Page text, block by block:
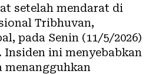
setelah mendarat di
Tribhuvan,
pada Senin (11/5/2026)
ini menyebabkan